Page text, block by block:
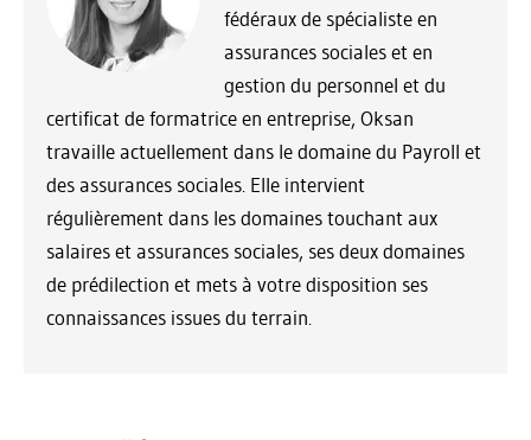
fédéraux de spécialiste en
assurances sociales et en
gestion du personnel et du
certificat de formatrice en entreprise, Oksan
travaille actuellement dans le domaine du Payroll et
des assurances sociales. Elle intervient
régulièrement dans les domaines touchant aux
salaires et assurances sociales, ses deux domaines
de prédilection et mets à votre disposition ses
connaissances issues du terrain.